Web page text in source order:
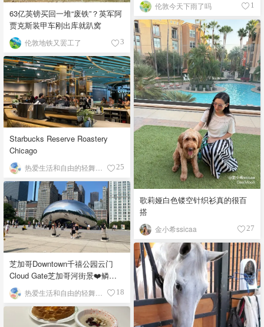
伦敦今天下雨了吗 1
63亿英镑买回一堆“废铁”？英军阿
贾克斯装甲车刚出库就趴窝
伦敦地铁又罢工了 3
歌莉娅白色镂空针织衫真的很百
搭
金小希ssicaa 27
Starbucks Reserve Roastery
Chicago
25
芝加哥Downtown千禧公园云门
Cloud Gate芝加哥河街景❤️鳞次
栉比的高楼
18